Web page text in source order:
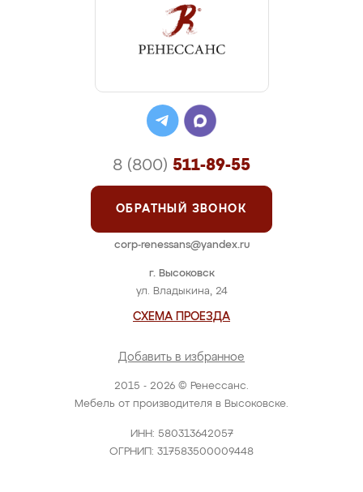
2015 - 2026 © Ренессанс.
Мебель от производителя в Высоковске.
ИНН: 580313642057
ОГРНИП: 317583500009448
г. Высоковск
ул. Владыкина, 24
СХЕМА ПРОЕЗДА
Добавить в избранное
8 (800) 511-89-55
ОБРАТНЫЙ ЗВОНОК
corp-renessans@yandex.ru